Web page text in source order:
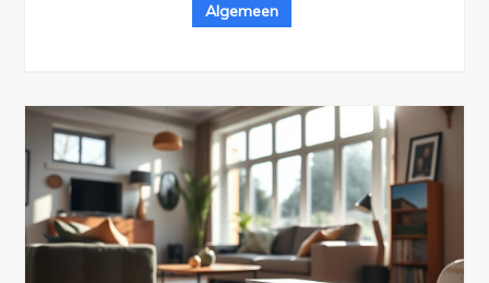
Algemeen